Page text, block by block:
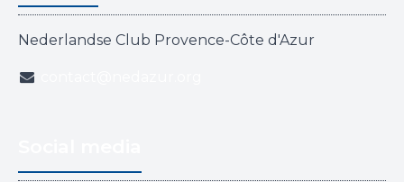
Nederlandse Club Provence-Côte d'Azur